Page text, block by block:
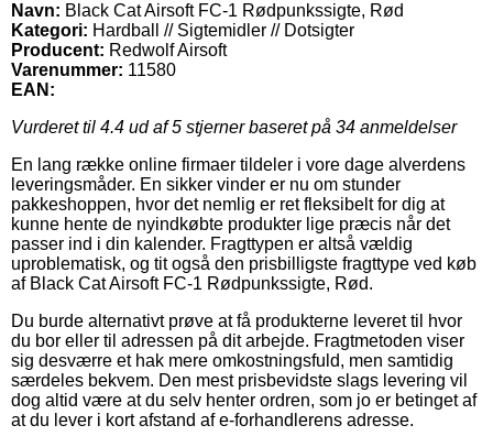
Navn: Black Cat Airsoft FC-1 Rødpunkssigte, Rød
Kategori: Hardball // Sigtemidler // Dotsigter
Producent: Redwolf Airsoft
Varenummer: 11580
EAN:
Vurderet til 4.4 ud af 5 stjerner baseret på 34 anmeldelser
En lang række online firmaer tildeler i vore dage alverdens
leveringsmåder. En sikker vinder er nu om stunder
pakkeshoppen, hvor det nemlig er ret fleksibelt for dig at
kunne hente de nyindkøbte produkter lige præcis når det
passer ind i din kalender. Fragttypen er altså vældig
uproblematisk, og tit også den prisbilligste fragttype ved køb
af Black Cat Airsoft FC-1 Rødpunkssigte, Rød.
Du burde alternativt prøve at få produkterne leveret til hvor
du bor eller til adressen på dit arbejde. Fragtmetoden viser
sig desværre et hak mere omkostningsfuld, men samtidig
særdeles bekvem. Den mest prisbevidste slags levering vil
dog altid være at du selv henter ordren, som jo er betinget af
at du lever i kort afstand af e-forhandlerens adresse.